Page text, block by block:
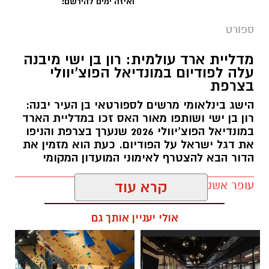
תירם מגיע ליבנה לאחר קריירה עשירה בכדורגל
הישראלי, שכללה הופעות בליגת העל ובליגה
הלאומית, לצד קדנציה גם בליגה הראשונה
ברומניה. במהלך הקריירה שיחק במכבי נתניה, שם
אף שימש כקפטן הקבוצה בליגת העל, ובהמשך
לבש את מדי מ.ס אשדוד, הפועל חדרה, הפועל
רעננה, מכבי יפו והפועל ניר רמת השרון, שבה היה
קפטן במשך ארבע עונות.
במכבי יבנה מציינים כי מעבר ליכולותיו המקצועיות,
תירם מביא עמו ניסיון רב, מנהיגות, מחויבות ומוסר
עבודה גבוה – תכונות שלדברי המועדון צפויות
לחזק הן את חוליית ההגנה והן את חדר ההלבשה.
ספורט
מדליית ארד עולמית: רון בן ישי מיבנה
עלה לפודיום במונדיאל הפוצ’יוולי
בצרפת
הישג בינלאומי מרשים לספורטאי בן העיר יבנה:
רון בן ישי ושותפו מאור האס זכו במדליית הארד
במונדיאל הפוצ’יוולי 2026 שנערך בצרפת והניפו
את דגל ישראל על הפודיום. כעת הוא מזמין את
הדור הבא להצטרף לאימוני המועדון המקומי
עופר אשטוקר / 17:38 27.07.26 קרא עוד
אולי יעניין אותך גם